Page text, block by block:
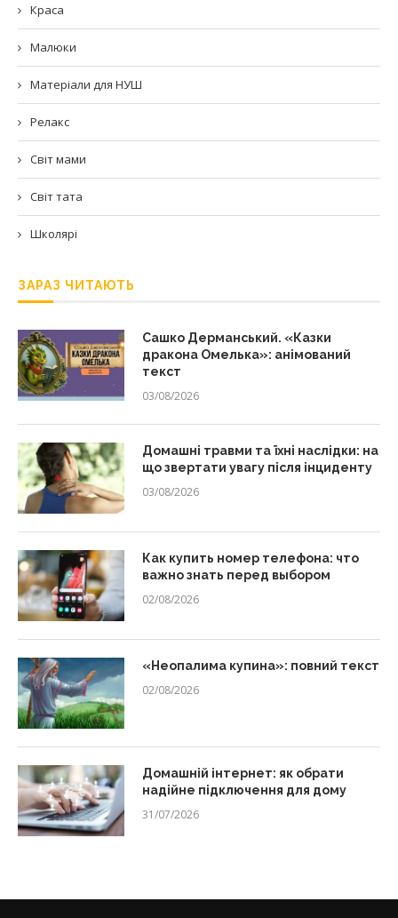
Краса
Малюки
Матеріали для НУШ
Релакс
Світ мами
Світ тата
Школярі
ЗАРАЗ ЧИТАЮТЬ
Сашко Дерманський. «Казки
дракона Омелька»: анімований
текст
03/08/2026
Домашні травми та їхні наслідки: на
що звертати увагу після інциденту
03/08/2026
Как купить номер телефона: что
важно знать перед выбором
02/08/2026
«Неопалима купина»: повний текст
02/08/2026
Домашній інтернет: як обрати
надійне підключення для дому
31/07/2026